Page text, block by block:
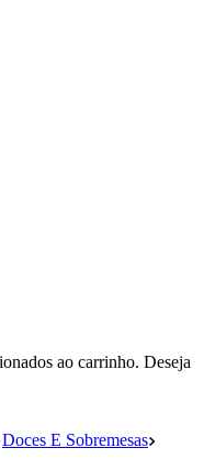
ao carrinho. Deseja
Doces E Sobremesas